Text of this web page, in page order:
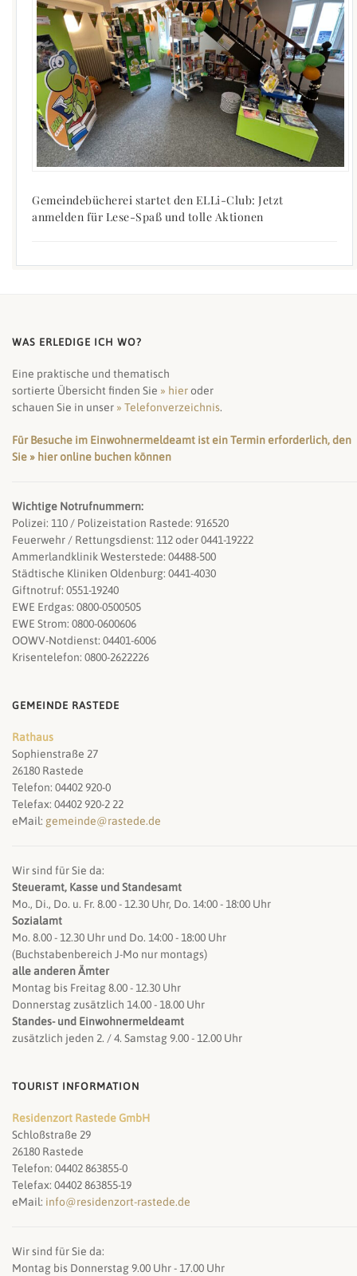
Gemeindebücherei startet den ELLi-Club: Jetzt
anmelden für Lese-Spaß und tolle Aktionen
WAS ERLEDIGE ICH WO?
Eine praktische und thematisch
sortierte Übersicht finden Sie » hieroder
schauen Sie in unser » Telefonverzeichnis.
Für Besuche im Einwohnermeldeamt ist ein Termin erforderlich, den
Sie » hier online buchen können
Wichtige Notrufnummern:
Polizei: 110 / Polizeistation Rastede: 916520
Feuerwehr / Rettungsdienst: 112 oder 0441-19222
Ammerlandklinik Westerstede: 04488-500
Städtische Kliniken Oldenburg: 0441-4030
Giftnotruf: 0551-19240
EWE Erdgas: 0800-0500505
EWE Strom: 0800-0600606
OOWV-Notdienst: 04401-6006
Krisentelefon: 0800-2622226
GEMEINDE RASTEDE
Rathaus
Sophienstraße 27
26180 Rastede
Telefon: 04402 920-0
Telefax: 04402 920-2 22
eMail: gemeinde@rastede.de
Wir sind für Sie da:
Steueramt, Kasse und Standesamt
Mo., Di., Do. u. Fr. 8.00 - 12.30 Uhr, Do. 14:00 - 18:00 Uhr
Sozialamt
Mo. 8.00 - 12.30 Uhr und Do. 14:00 - 18:00 Uhr
(Buchstabenbereich J-Mo nur montags)
alle anderen Ämter
Montag bis Freitag 8.00 - 12.30 Uhr
Donnerstag zusätzlich 14.00 - 18.00 Uhr
Standes- und Einwohnermeldeamt
zusätzlich jeden 2. / 4. Samstag 9.00 - 12.00 Uhr
TOURIST INFORMATION
Residenzort Rastede GmbH
Schloßstraße 29
26180 Rastede
Telefon: 04402 863855-0
Telefax: 04402 863855-19
eMail: info@residenzort-rastede.de
Wir sind für Sie da:
Montag bis Donnerstag 9.00 Uhr - 17.00 Uhr